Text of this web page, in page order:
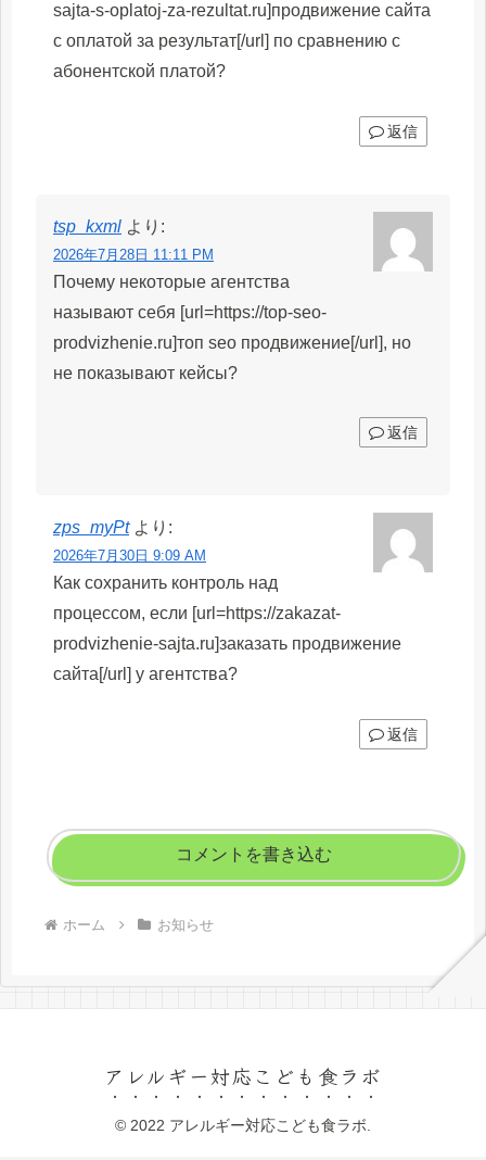
sajta-s-oplatoj-za-rezultat.ru]продвижение сайта
с оплатой за результат[/url] по сравнению с
абонентской платой?
返信
tsp_kxml より:
2026年7月28日 11:11 PM
Почему некоторые агентства
называют себя [url=https://top-seo-
prodvizhenie.ru]топ seo продвижение[/url], но
не показывают кейсы?
返信
zps_myPt より:
2026年7月30日 9:09 AM
Как сохранить контроль над
процессом, если [url=https://zakazat-
prodvizhenie-sajta.ru]заказать продвижение
сайта[/url] у агентства?
返信
コメントを書き込む
ホーム お知らせ
アレルギー対応こども食ラボ
© 2022 アレルギー対応こども食ラボ.